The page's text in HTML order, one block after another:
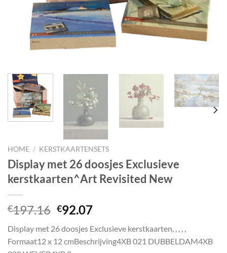
HOME / KERSTKAARTENSETS
Display met 26 doosjes Exclusieve
kerstkaarten^Art Revisited New
€197.16 Oorspronkelijke
was:
€197.16.
€92.07Huidige
is:
€92.07.
Display met 26 doosjes Exclusieve kerstkaarten, , , , ,
Formaat12 x 12 cmBeschrijving4XB 021 DUBBELDAM4XB